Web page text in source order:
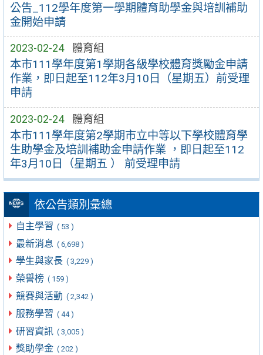
公告_112學年度第一學期體育助學金與培訓補助
金開始申請
2023-02-24 體育組
本市111學年度第1學期各級學校體育獎勵金申請
作業，即日起至112年3月10日（星期五）前受理
申請
2023-02-24 體育組
本市111學年度第2學期市立中等以下學校體育學
生助學金及培訓補助金申請作業 ，即日起至112
年3月10日（星期五 ） 前受理申請
依公告類別彙總
自主學習 ( 53 )
最新消息 ( 6,698 )
學生與家長 ( 3,229 )
榮譽榜 ( 159 )
競賽與活動 ( 2,342 )
服務學習 ( 44 )
研習資訊 ( 3,005 )
獎助學金 ( 202 )